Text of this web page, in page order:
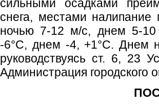
сильными осадками
снега, местами налипание
ночью 7-12 м/с, днем 5-10
-6°С, днем -4, +1°С. Днем
руководствуясь ст. 6, 23
Администрация городского